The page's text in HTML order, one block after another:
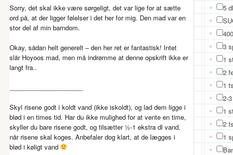
5
3
1
2
1
2-
1
2
1
Sorry, det skal ikke være sørgeligt, det var lige for at sætte
ord på, at der ligger følelser i det her for mig. Den mad var en
stor del af min barndom.
Okay, sådan helt generelt – den her ret er fantastisk! Intet
slår Hoyoos mad, men må indrømme at denne opskrift ikke er
langt fra..
Skyl risene godt i koldt vand (ikke iskoldt), og lad dem ligge i
blød i en times tid. Har du ikke mulighed for at vente en time,
skyller du bare risene godt, og tilsætter ½-1 ekstra dl vand,
når risene skal koges. Anbefaler dog klart, at de lægges i
blød i køligt vand